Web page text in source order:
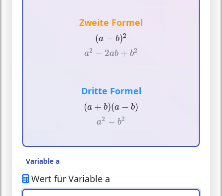
Zweite Formel
(a − b)2
( b)2
a2 − 2ab + b2
a2 2ab b 2
Dritte Formel
(a + b)(a − b)
(a b )(a−
a2 − b2
a2 b2
Variable a
Wert für Variable a